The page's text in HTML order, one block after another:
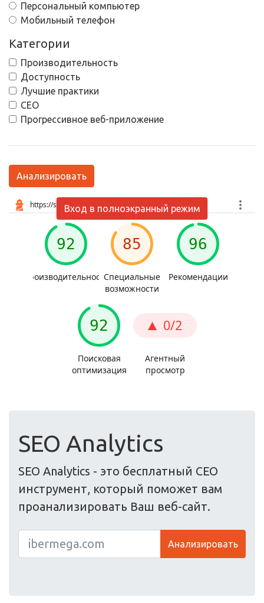
Персональный компьютер
Мобильный телефон
Категории
Производительность
Доступность
Лучшие практики
СЕО
Прогрессивное веб-приложение
Анализировать
Вход в полноэкранный режим
SEO Analytics
SEO Analytics - это бесплатный СЕО
инструмент, который поможет вам
проанализировать Ваш веб-сайт.
Анализировать